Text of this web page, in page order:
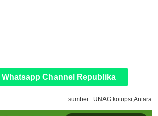
Whatsapp Channel Republika
sumber : UNAG kotupsi,Antara